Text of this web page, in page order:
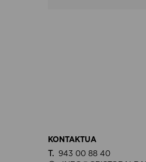
KONTAKTUA
T.
943 00 88 40